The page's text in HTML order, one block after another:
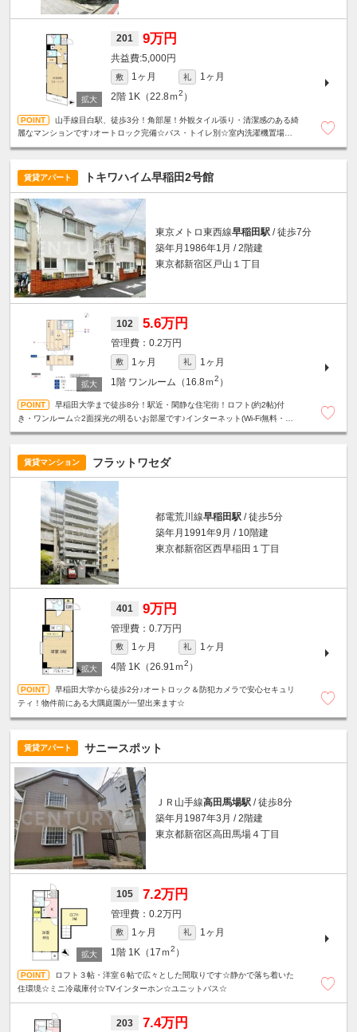
201 9万円
5,000円
敷 1ヶ月 礼
1ヶ月
2階 1K（22.8ｍ2 ）
山手線目白駅、徒歩3分！角部屋！外観タイル張り・清潔感のある綺
麗なマンションです♪オートロック完備☆バス・トイレ別☆室内洗濯機置場☆フ
賃貸アパート トキワハイム早稲田2号館
東京メトロ東西線早稲田駅 / 徒歩7分
築年月1986年1月 / 2階建
東京都新宿区戸山１丁目
102 5.6万円
0.2万円
敷 1ヶ月 礼
1ヶ月
1階 ワンルーム（16.8ｍ2 ）
早稲田大学まで徒歩8分！駅近・閑静な住宅街！ロフト(約2帖)付
き・ワンルーム☆2面採光の明るいお部屋です♪インターネット(Wi-Fi無料・
賃貸マンション フラットワセダ
都電荒川線早稲田駅 / 徒歩5分
築年月1991年9月 / 10階建
東京都新宿区西早稲田１丁目
401 9万円
0.7万円
敷 1ヶ月 礼
1ヶ月
4階 1K（26.91ｍ2 ）
早稲田大学から徒歩2分♪オートロック＆防犯カメラで安心セキュリ
ティ！物件前にある大隅庭園が一望出来ます☆
賃貸アパート サニースポット
ＪＲ山手線高田馬場駅 / 徒歩8分
築年月1987年3月 / 2階建
東京都新宿区高田馬場４丁目
105 7.2万円
0.2万円
敷 1ヶ月 礼
1ヶ月
1階 1K（17ｍ2 ）
ロフト３帖・洋室６帖で広々とした間取りです☆静かで落ち着いた
住環境☆ミニ冷蔵庫付☆TVインターホン☆ユニットバス☆
203 7.4万円